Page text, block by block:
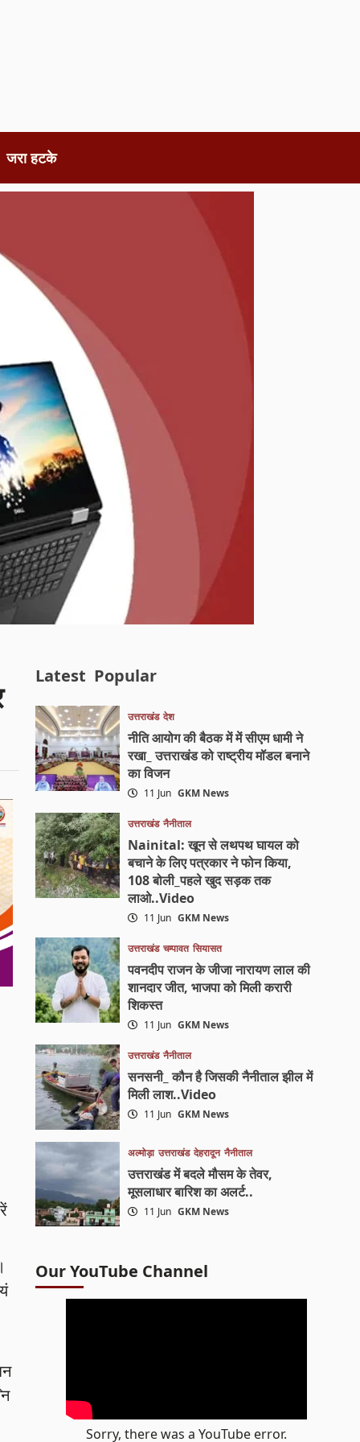
जरा हटके
Latest Popular
उत्तराखंड देश
नीति आयोग की बैठक में में सीएम धामी ने
रखा_ उत्तराखंड को राष्ट्रीय मॉडल बनाने
का विजन
11 Jun GKM News
उत्तराखंड नैनीताल
Nainital: खून से लथपथ घायल को
बचाने के लिए पत्रकार ने फोन किया,
108 बोली_पहले खुद सड़क तक
लाओ..Video
11 Jun GKM News
उत्तराखंड चम्पावत सियासत
पवनदीप राजन के जीजा नारायण लाल की
शानदार जीत, भाजपा को मिली करारी
शिकस्त
11 Jun GKM News
उत्तराखंड नैनीताल
सनसनी_ कौन है जिसकी नैनीताल झील में
मिली लाश..Video
11 Jun GKM News
अल्मोड़ा उत्तराखंड देहरादून नैनीताल
उत्तराखंड में बदले मौसम के तेवर,
मूसलाधार बारिश का अलर्ट..
11 Jun GKM News
Our YouTube Channel
Sorry, there was a YouTube error.